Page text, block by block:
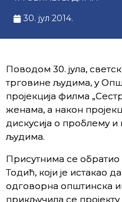
30. јул 2014.
Поводом 30. јула,
трговине људима, у
пројекција филма
женама, а након
дискусија о проблему
људима.
Присутнима се
Тодић, који је истакао
одговорна општинска
прикључила се